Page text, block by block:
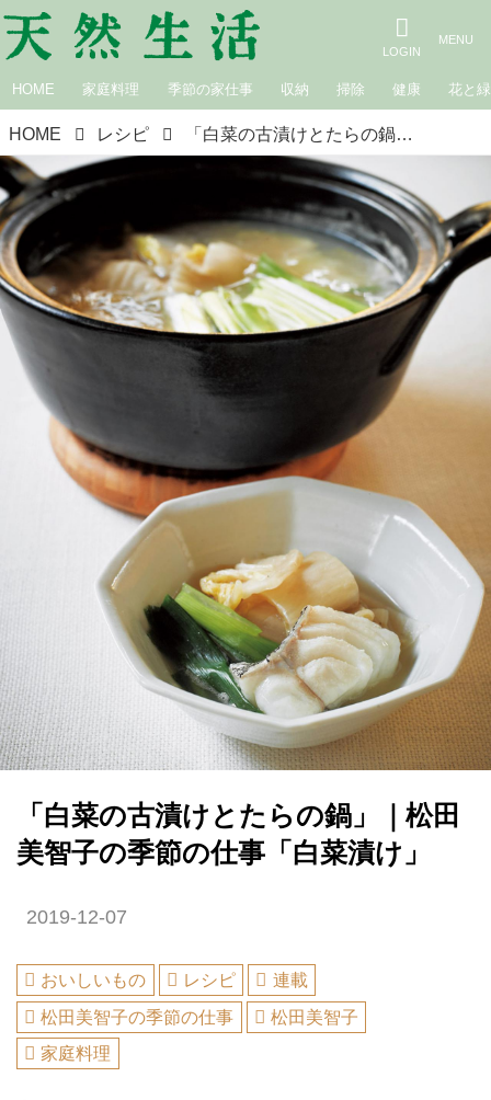
HOME 家庭料理 季節の家仕事 収納 掃除 健康 花と緑
HOME レシピ 「白菜の古漬けとたらの鍋」｜松田美智子の季節の仕事「白菜漬け」
「白菜の古漬けとたらの鍋」｜松田
美智子の季節の仕事「白菜漬け」
2019-12-07
おいしいもの レシピ
連載
松田美智子の季節の仕事
松田美智子
家庭料理